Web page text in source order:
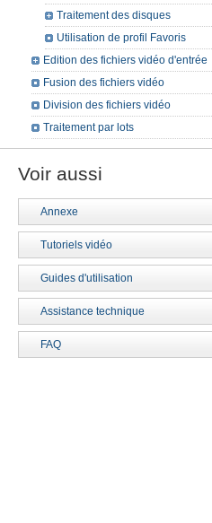
Traitement des disques
Utilisation de profil Favoris
Edition des fichiers vidéo d'entrée
Fusion des fichiers vidéo
Division des fichiers vidéo
Traitement par lots
Voir aussi
Annexe
Tutoriels vidéo
Guides d'utilisation
Assistance technique
FAQ